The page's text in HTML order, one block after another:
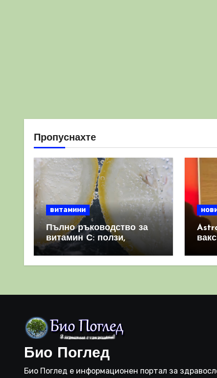
Пропуснахте
витамини
Пълно ръководство за
витамин С: ползи,
източници и защо е
важен за имунната
Био Поглед
Био Поглед е информационен портал за